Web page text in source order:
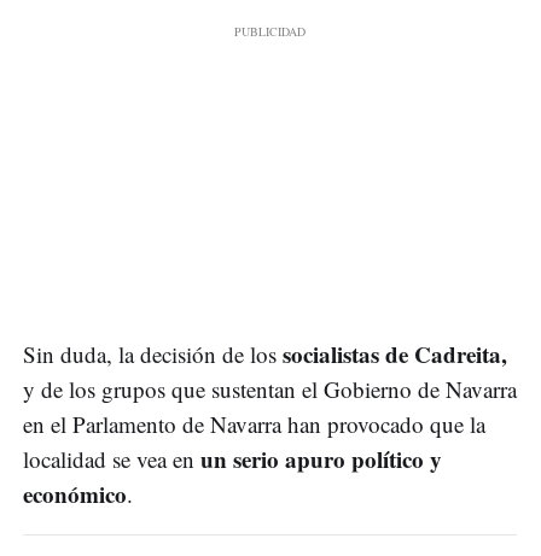
Sin duda, la decisión de los socialistas de Cadreita,
y de los grupos que sustentan el Gobierno de Navarra
en el Parlamento de Navarra han provocado que la
localidad se vea en un serio apuro político y
económico.